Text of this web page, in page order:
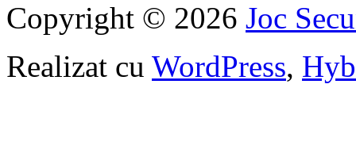
Copyright © 2026 Joc
Realizat cu WordPress,